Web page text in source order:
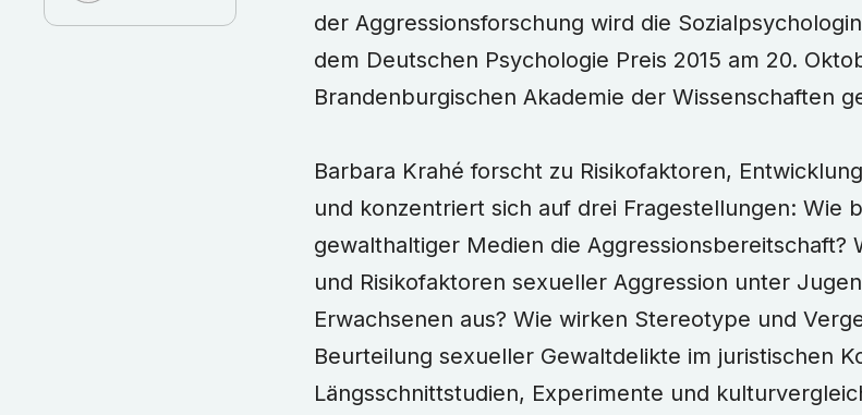
der Aggressionsforschung wird die
dem Deutschen Psychologie Preis 2015 am 20.
Brandenburgischen Akademie der Wissenschaften
Barbara Krahé forscht zu Risikofaktoren,
und konzentriert sich auf drei Fragestellungen: Wie
gewalthaltiger Medien die Aggressionsbereitschaft?
und Risikofaktoren sexueller Aggression unter
Erwachsenen aus? Wie wirken Stereotype und
Beurteilung sexueller Gewaltdelikte im juristischen
Längsschnittstudien, Experimente und